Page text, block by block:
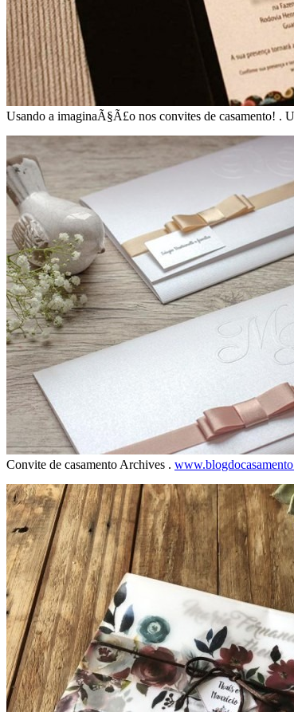
Usando a imaginaÃ§Ã£o nos convites de casamento! .
Convite de casamento Archives .